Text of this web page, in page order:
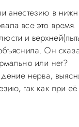
анестезию в
все это
и
Он
или нет?
нерва,
так как